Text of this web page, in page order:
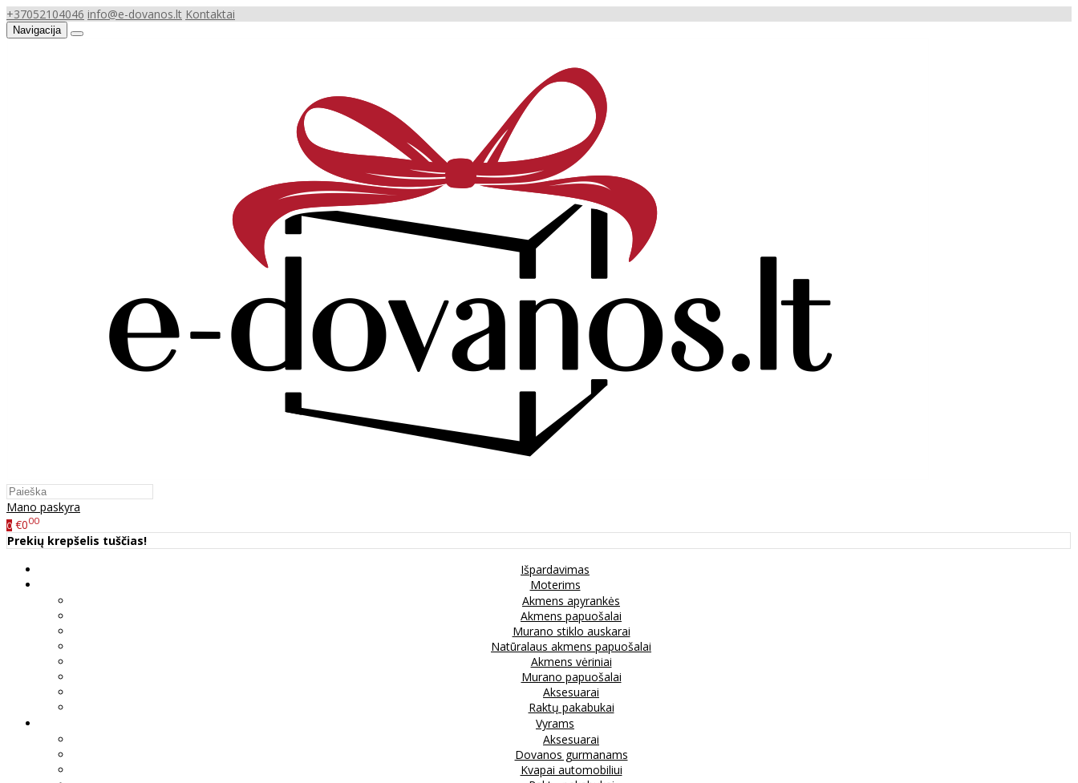
+37052104046 info@e-dovanos.lt Kontaktai
Navigacija
Mano paskyra
0 €000
Prekių krepšelis tuščias!
Išpardavimas
Moterims
Akmens apyrankės
Akmens papuošalai
Murano stiklo auskarai
Natūralaus akmens papuošalai
Akmens vėriniai
Murano papuošalai
Aksesuarai
Raktų pakabukai
Vyrams
Aksesuarai
Dovanos gurmanams
Kvapai automobiliui